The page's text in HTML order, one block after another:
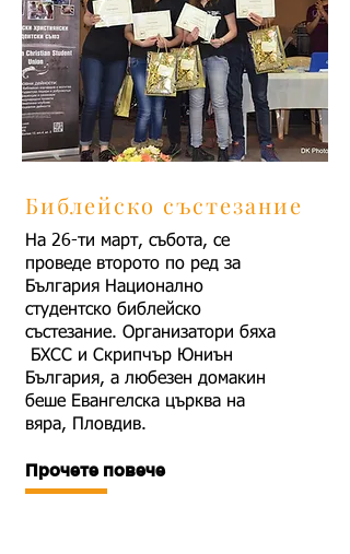
Библейско състезание
На 26-ти март, събота, се
проведе второто по ред за
България Национално
студентско библейско
състезание. Организатори бяха
БХСС и Скрипчър Юниън
България, а любезен домакин
беше Евангелска църква на
вяра, Пловдив.
Прочете повече